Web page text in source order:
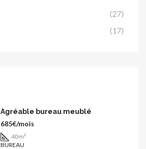
(27)
(17)
Agréable bureau meublé
685€/mois
40m²
BUREAU